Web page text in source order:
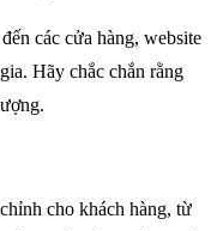
các cửa hàng, website
Hãy chắc chắn rằng
cho khách hàng, từ